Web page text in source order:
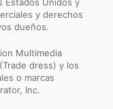
y derechos
dueños.
Multimedia
dress) y los
o marcas
Inc.